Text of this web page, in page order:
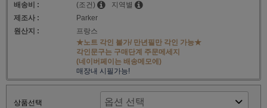
배송비 : (조건)
지역별
제조사 :
Parker
원산지 :
프랑스
★노트 각인 불가/ 만년필만 각인 가능★
각인문구는 구매단계 주문메세지
(네이버페이는 배송메모에)
매장내 시필가능!
상품선택